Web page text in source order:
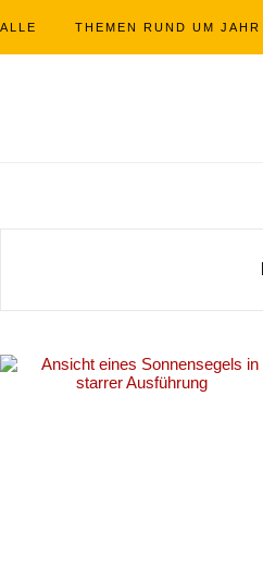
ALLE THEMEN RUND UM JAHR